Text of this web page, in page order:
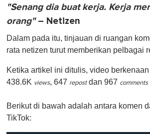
"Senang dia buat kerja. Kerja
orang"– Netizen
Dalam pada itu, tinjauan di ruangan
rata netizen turut memberikan pelbagai
Ketika artikel ini ditulis, video
438.6K views, 647 repostdan 967 comments
Berikut di bawah adalah antara komen
TikTok: